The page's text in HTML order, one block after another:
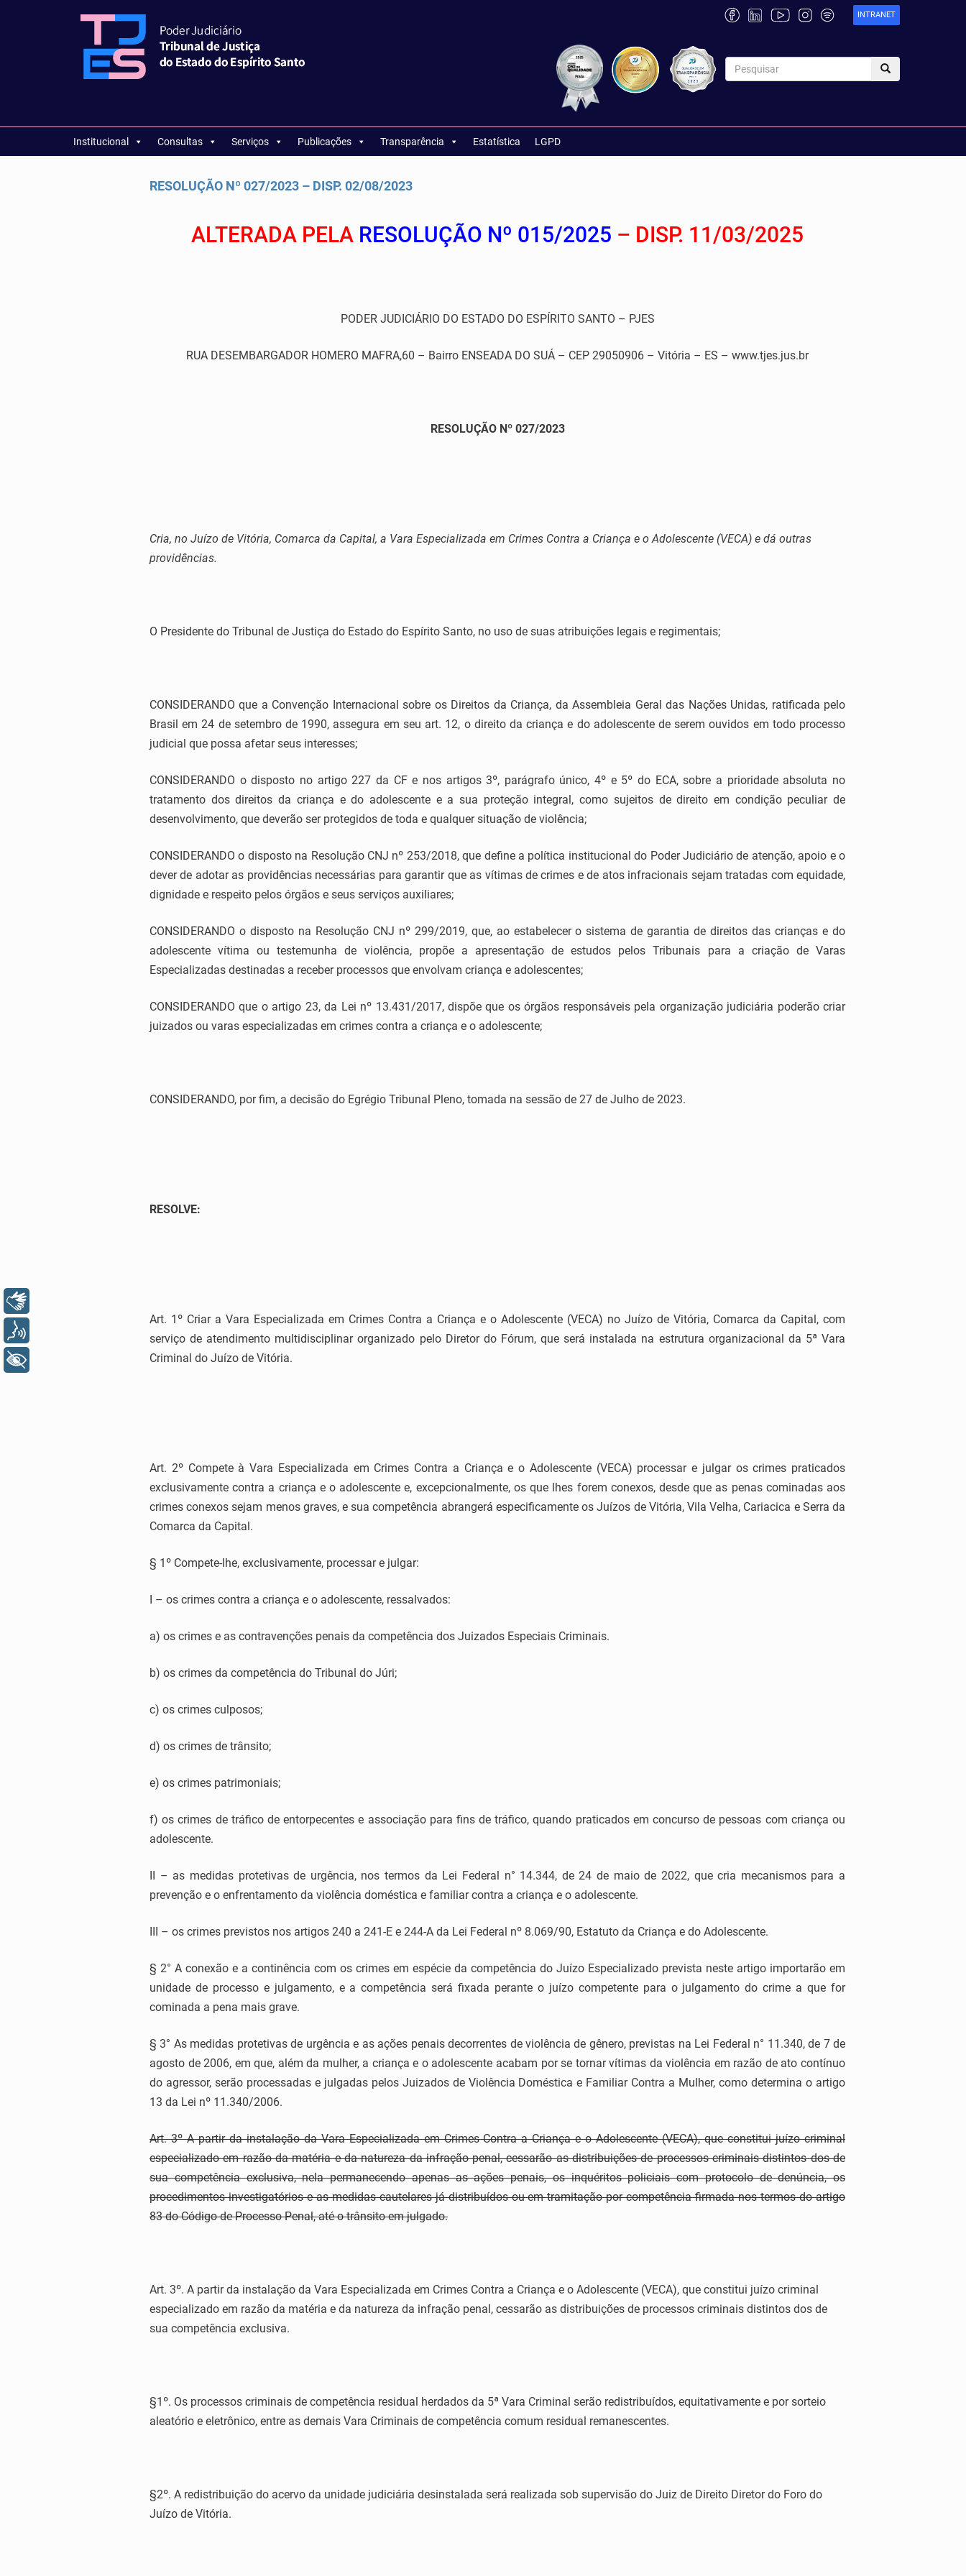
INTRANET
Institucional Consultas Serviços Publicações Transparência Estatística LGPD
RESOLUÇÃO Nº 027/2023 – DISP. 02/08/2023
ALTERADA PELA RESOLUÇÃO Nº 015/2025 – DISP. 11/03/2025
PODER JUDICIÁRIO DO ESTADO DO ESPÍRITO SANTO – PJES
RUA DESEMBARGADOR HOMERO MAFRA,60 – Bairro ENSEADA DO SUÁ – CEP 29050906 – Vitória – ES – www.tjes.jus.br
RESOLUÇÃO Nº 027/2023
Cria, no Juízo de Vitória, Comarca da Capital, a Vara Especializada em Crimes Contra a Criança e o Adolescente (VECA) e dá outras
providências.
O Presidente do Tribunal de Justiça do Estado do Espírito Santo, no uso de suas atribuições legais e regimentais;
CONSIDERANDO que a Convenção Internacional sobre os Direitos da Criança, da Assembleia Geral das Nações Unidas, ratificada pelo
Brasil em 24 de setembro de 1990, assegura em seu art. 12, o direito da criança e do adolescente de serem ouvidos em todo processo
judicial que possa afetar seus interesses;
CONSIDERANDO o disposto no artigo 227 da CF e nos artigos 3º, parágrafo único, 4º e 5º do ECA, sobre a prioridade absoluta no
tratamento dos direitos da criança e do adolescente e a sua proteção integral, como sujeitos de direito em condição peculiar de
desenvolvimento, que deverão ser protegidos de toda e qualquer situação de violência;
CONSIDERANDO o disposto na Resolução CNJ nº 253/2018, que define a política institucional do Poder Judiciário de atenção, apoio e o
dever de adotar as providências necessárias para garantir que as vítimas de crimes e de atos infracionais sejam tratadas com equidade,
dignidade e respeito pelos órgãos e seus serviços auxiliares;
CONSIDERANDO o disposto na Resolução CNJ nº 299/2019, que, ao estabelecer o sistema de garantia de direitos das crianças e do
adolescente vítima ou testemunha de violência, propõe a apresentação de estudos pelos Tribunais para a criação de Varas
Especializadas destinadas a receber processos que envolvam criança e adolescentes;
CONSIDERANDO que o artigo 23, da Lei nº 13.431/2017, dispõe que os órgãos responsáveis pela organização judiciária poderão criar
juizados ou varas especializadas em crimes contra a criança e o adolescente;
CONSIDERANDO, por fim, a decisão do Egrégio Tribunal Pleno, tomada na sessão de 27 de Julho de 2023.
RESOLVE:
Art. 1º Criar a Vara Especializada em Crimes Contra a Criança e o Adolescente (VECA) no Juízo de Vitória, Comarca da Capital, com
serviço de atendimento multidisciplinar organizado pelo Diretor do Fórum, que será instalada na estrutura organizacional da 5ª Vara
Criminal do Juízo de Vitória.
Art. 2º Compete à Vara Especializada em Crimes Contra a Criança e o Adolescente (VECA) processar e julgar os crimes praticados
exclusivamente contra a criança e o adolescente e, excepcionalmente, os que lhes forem conexos, desde que as penas cominadas aos
crimes conexos sejam menos graves, e sua competência abrangerá especificamente os Juízos de Vitória, Vila Velha, Cariacica e Serra da
Comarca da Capital.
§ 1º Compete-lhe, exclusivamente, processar e julgar:
I – os crimes contra a criança e o adolescente, ressalvados:
a) os crimes e as contravenções penais da competência dos Juizados Especiais Criminais.
b) os crimes da competência do Tribunal do Júri;
c) os crimes culposos;
d) os crimes de trânsito;
e) os crimes patrimoniais;
f) os crimes de tráfico de entorpecentes e associação para fins de tráfico, quando praticados em concurso de pessoas com criança ou
adolescente.
II – as medidas protetivas de urgência, nos termos da Lei Federal n° 14.344, de 24 de maio de 2022, que cria mecanismos para a
prevenção e o enfrentamento da violência doméstica e familiar contra a criança e o adolescente.
III – os crimes previstos nos artigos 240 a 241-E e 244-A da Lei Federal nº 8.069/90, Estatuto da Criança e do Adolescente.
§ 2° A conexão e a continência com os crimes em espécie da competência do Juízo Especializado prevista neste artigo importarão em
unidade de processo e julgamento, e a competência será fixada perante o juízo competente para o julgamento do crime a que for
cominada a pena mais grave.
§ 3° As medidas protetivas de urgência e as ações penais decorrentes de violência de gênero, previstas na Lei Federal n° 11.340, de 7 de
agosto de 2006, em que, além da mulher, a criança e o adolescente acabam por se tornar vítimas da violência em razão de ato contínuo
do agressor, serão processadas e julgadas pelos Juizados de Violência Doméstica e Familiar Contra a Mulher, como determina o artigo
13 da Lei nº 11.340/2006.
Art. 3º A partir da instalação da Vara Especializada em Crimes Contra a Criança e o Adolescente (VECA), que constitui juízo criminal
especializado em razão da matéria e da natureza da infração penal, cessarão as distribuições de processos criminais distintos dos de
sua competência exclusiva, nela permanecendo apenas as ações penais, os inquéritos policiais com protocolo de denúncia, os
procedimentos investigatórios e as medidas cautelares já distribuídos ou em tramitação por competência firmada nos termos do artigo
83 do Código de Processo Penal, até o trânsito em julgado.
Art. 3º. A partir da instalação da Vara Especializada em Crimes Contra a Criança e o Adolescente (VECA), que constitui juízo criminal
especializado em razão da matéria e da natureza da infração penal, cessarão as distribuições de processos criminais distintos dos de
sua competência exclusiva.
§1º. Os processos criminais de competência residual herdados da 5ª Vara Criminal serão redistribuídos, equitativamente e por sorteio
aleatório e eletrônico, entre as demais Vara Criminais de competência comum residual remanescentes.
§2º. A redistribuição do acervo da unidade judiciária desinstalada será realizada sob supervisão do Juiz de Direito Diretor do Foro do
Juízo de Vitória.